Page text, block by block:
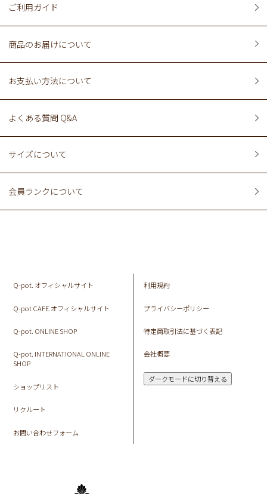
ご利用ガイド
商品のお届けについて
お支払い方法について
よくある質問 Q&A
サイズについて
会員ランクについて
Q-pot. オフィシャルサイト
Q-pot CAFE.オフィシャルサイト
Q-pot. ONLINE SHOP
Q-pot. INTERNATIONAL ONLINE
SHOP
ショップリスト
リクルート
お問い合わせフォーム
利用規約
プライバシーポリシー
特定商取引法に基づく表記
会社概要
ダークモードに切り替える